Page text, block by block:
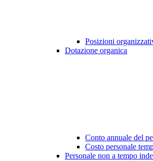
Posizioni
Dotazione organica
Conto annuale del
Costo personale
Personale non a tempo